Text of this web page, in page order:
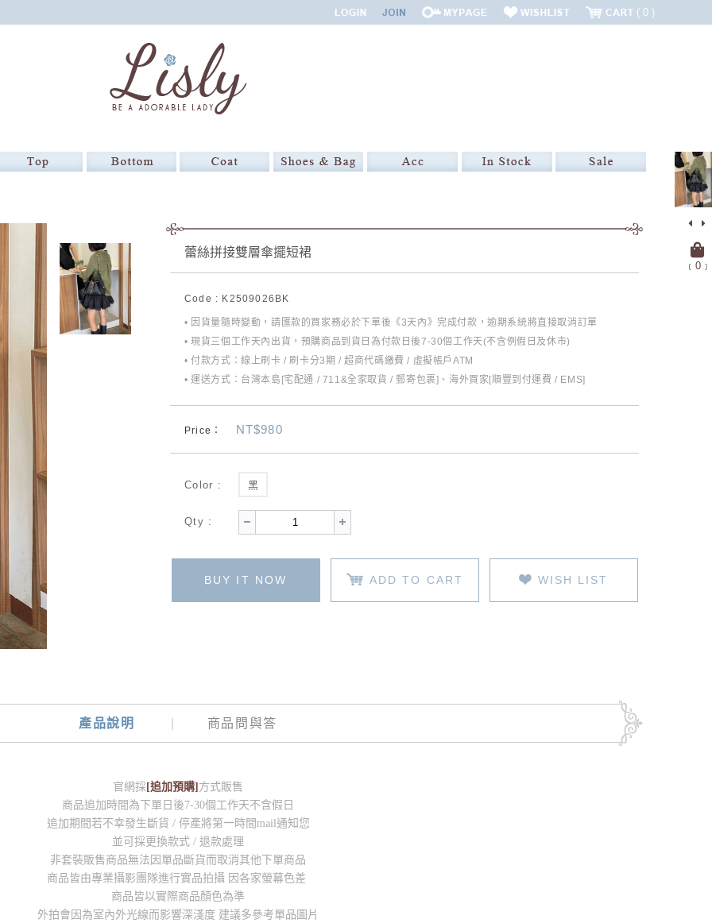
0
﹝ 0﹞
蕾絲拼接雙層傘擺短裙
Code : K2509026BK
• 因貨量隨時變動，請匯款的買家務必於下單後《3天內》完成付款，逾期系統將直接取消訂單
• 現貨三個工作天內出貨，預購商品到貨日為付款日後7-30個工作天(不含例假日及休市)
• 付款方式：線上刷卡 / 刷卡分3期 / 超商代碼繳費 / 虛擬帳戶ATM
• 運送方式：台灣本島[宅配通 / 711&全家取貨 / 郵寄包裹]、海外買家[順豐到付運費 / EMS]
Price： NT$980
Color : 黑
Qty :
BUY IT NOW ADD TO CART WISH LIST
產品說明 商品問與答
官網採 [追加預購] 方式販售
商品追加時間為下單日後7-30個工作天不含假日
追加期間若不幸發生斷貨 / 停產將第一時間mail通知您
並可採更換款式 / 退款處理
非套裝販售商品無法因單品斷貨而取消其他下單商品
商品皆由專業攝影團隊進行實品拍攝 因各家螢幕色差
商品皆以實際商品顏色為準
外拍會因為室內外光線而影響深淺度 建議多參考單品圖片